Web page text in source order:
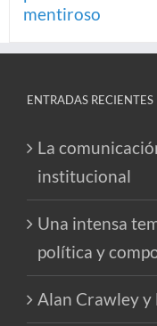
ENTRADAS RECIENTES
La
institucional
Una intensa
política y
Alan Crawley y